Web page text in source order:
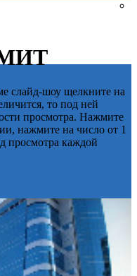
слайд-шоу щелкните на
то под ней
просмотра. Нажмите
нажмите на число от 1
просмотра каждой